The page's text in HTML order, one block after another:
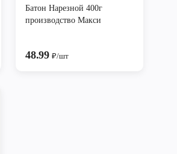
Батон Нарезной 400г
производство Макси
48.99 ₽/шт